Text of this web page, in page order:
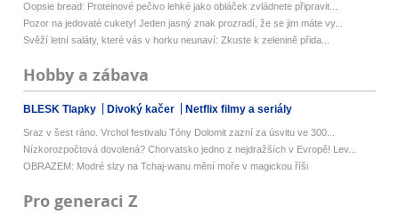
Oopsie bread: Proteinové pečivo lehké jako obláček zvládnete připravit...
Pozor na jedovaté cukety! Jeden jasný znak prozradí, že se jim máte vy...
Svěží letní saláty, které vás v horku neunaví: Zkuste k zelenině přida...
Hobby a zábava
BLESK Tlapky Divoký kačer Netflix filmy a seriály
Sraz v šest ráno. Vrchol festivalu Tóny Dolomit zazní za úsvitu ve 300...
Nízkorozpočtová dovolená? Chorvatsko jedno z nejdražších v Evropě! Lev...
OBRAZEM: Modré slzy na Tchaj-wanu mění moře v magickou říši
Pro generaci Z